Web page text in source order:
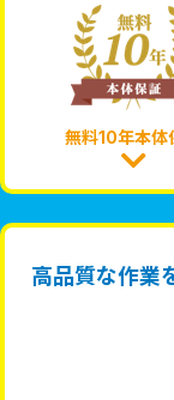
無料10年本体
高品質な作業